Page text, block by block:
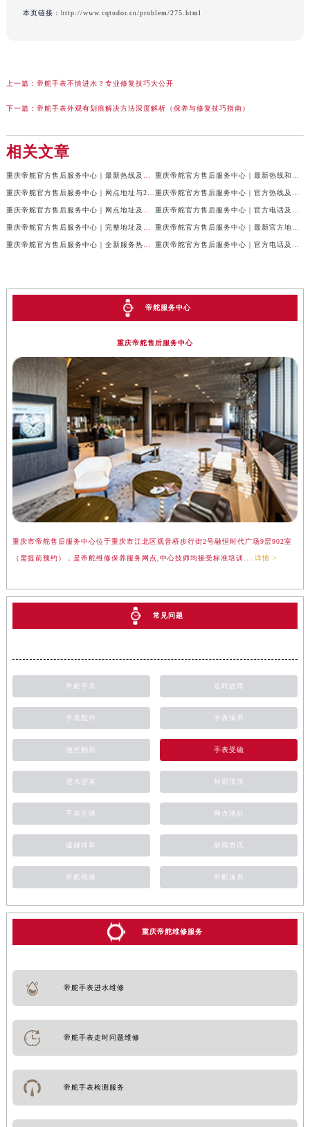
本页链接： http://www.cqtudor.cn/problem/275.html
上一篇： 帝舵手表不慎进水？专业修复技巧大公开
下一篇： 帝舵手表外观有划痕解决方法深度解析（保养与修复技巧指南）
相关文章
帝舵服务中心
重庆帝舵售后服务中心
重庆市帝舵售后服务中心位于重庆市江北区观音桥步行街2号融恒时代广场9层902室
（需提前预约），是帝舵维修保养服务网点,中心技师均接受标准培训.... 详情 >
常见问题
帝舵手表 走时故障
手表配件 手表保养
抛光翻新 手表受磁
进水进灰 外观清洗
手表生锈 网点地址
磕碰摔坏 新闻资讯
帝舵维修 帝舵保养
重庆帝舵维修服务
帝舵手表进水维修
帝舵手表走时问题维修
帝舵手表检测服务